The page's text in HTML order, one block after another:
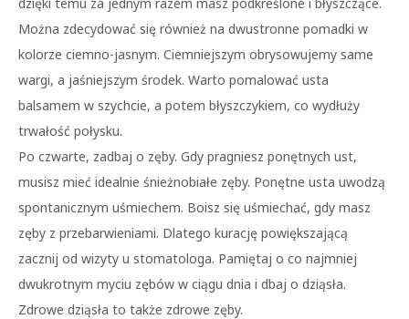
Można zdecydować się również na dwustronne pomadki w
kolorze ciemno-jasnym. Ciemniejszym obrysowujemy same
wargi, a jaśniejszym środek. Warto pomalować usta
balsamem w szychcie, a potem błyszczykiem, co wydłuży
trwałość połysku.
Po czwarte, zadbaj o zęby. Gdy pragniesz ponętnych ust,
musisz mieć idealnie śnieżnobiałe zęby. Ponętne usta uwodzą
spontanicznym uśmiechem. Boisz się uśmiechać, gdy masz
zęby z przebarwieniami. Dlatego kurację powiększającą
zacznij od wizyty u stomatologa. Pamiętaj o co najmniej
dwukrotnym myciu zębów w ciągu dnia i dbaj o dziąsła.
Zdrowe dziąsła to także zdrowe zęby.